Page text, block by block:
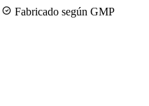
Fabricado según GMP